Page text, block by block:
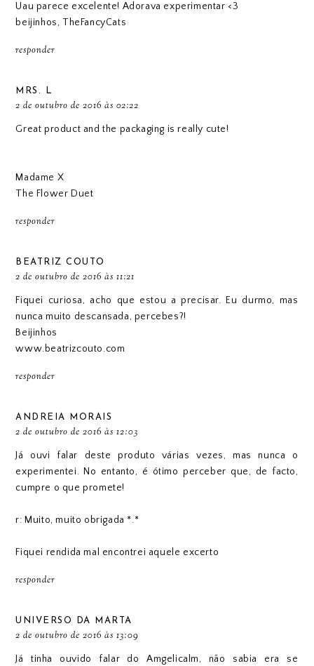
Uau parece excelente! Adorava experimentar <3
beijinhos, TheFancyCats
responder
MRS. L
2 de outubro de 2016 às 02:22
Great product and the packaging is really cute!
Madame X
The Flower Duet
responder
BEATRIZ COUTO
2 de outubro de 2016 às 11:21
Fiquei curiosa, acho que estou a precisar. Eu durmo, mas
nunca muito descansada, percebes?!
Beijinhos
www.beatrizcouto.com
responder
ANDREIA MORAIS
2 de outubro de 2016 às 12:03
Já ouvi falar deste produto várias vezes, mas nunca o
experimentei. No entanto, é ótimo perceber que, de facto,
cumpre o que promete!
r: Muito, muito obrigada *.*
Fiquei rendida mal encontrei aquele excerto
responder
UNIVERSO DA MARTA
2 de outubro de 2016 às 13:09
Já tinha ouvido falar do Amgelicalm, não sabia era se